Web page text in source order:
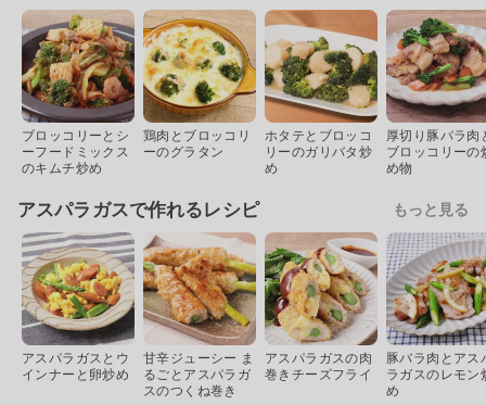
ブロッコリーとシ
ーフードミックス
のキムチ炒め
鶏肉とブロッコリ
ーのグラタン
ホタテとブロッコ
リーのガリバタ炒
め
厚切り豚バラ肉
ブロッコリーの
め物
アスパラガスで作れるレシピ もっと見る
アスパラガスとウ
インナーと卵炒め
甘辛ジューシー ま
るごとアスパラガ
スのつくね巻き
アスパラガスの肉
巻きチーズフライ
豚バラ肉とアス
ラガスのレモン
め